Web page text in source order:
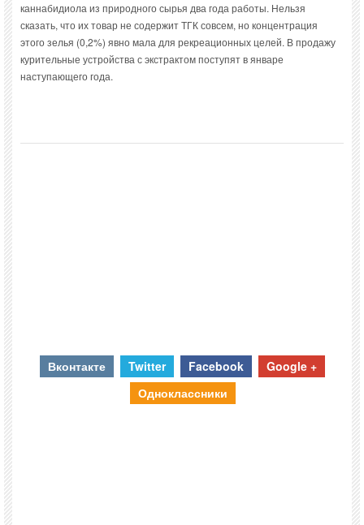
каннабидиола из природного сырья два года работы. Нельзя
сказать, что их товар не содержит ТГК совсем, но концентрация
этого зелья (0,2%) явно мала для рекреационных целей. В продажу
курительные устройства с экстрактом поступят в январе
наступающего года.
Вконтакте Twitter Facebook
Google +
Одноклассники